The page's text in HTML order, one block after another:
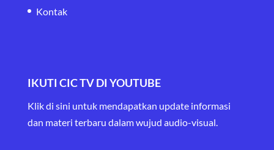
Kontak
IKUTI CIC TV DI YOUTUBE
Klik di sini untuk mendapatkan update informasi
dan materi terbaru dalam wujud audio-visual.